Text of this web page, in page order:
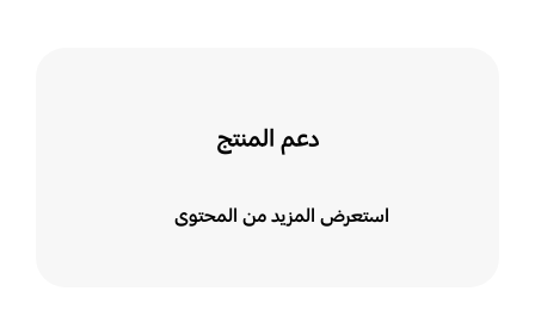
دعم المنتج
استعرض المزيد من المحتوى